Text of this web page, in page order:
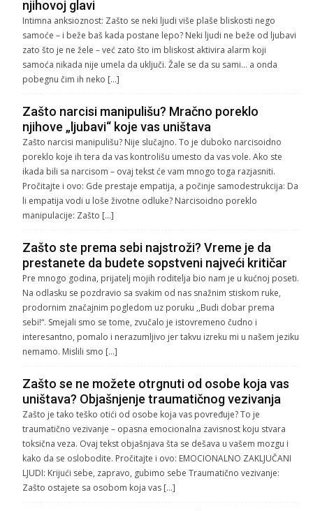
njihovoj glavi
Intimna anksioznost: Zašto se neki ljudi više plaše bliskosti nego
samoće – i beže baš kada postane lepo? Neki ljudi ne beže od ljubavi
zato što je ne žele – već zato što im bliskost aktivira alarm koji
samoća nikada nije umela da uključi. Žale se da su sami… a onda
pobegnu čim ih neko […]
Zašto narcisi manipulišu? Mračno poreklo
njihove „ljubavi“ koje vas uništava
Zašto narcisi manipulišu? Nije slučajno. To je duboko narcisoidno
poreklo koje ih tera da vas kontrolišu umesto da vas vole. Ako ste
ikada bili sa narcisom – ovaj tekst će vam mnogo toga razjasniti.
Pročitajte i ovo: Gde prestaje empatija, a počinje samodestrukcija: Da
li empatija vodi u loše životne odluke? Narcisoidno poreklo
manipulacije: Zašto […]
Zašto ste prema sebi najstroži? Vreme je da
prestanete da budete sopstveni najveći kritičar
Pre mnogo godina, prijatelj mojih roditelja bio nam je u kućnoj poseti.
Na odlasku se pozdravio sa svakim od nas snažnim stiskom ruke,
prodornim značajnim pogledom uz poruku ,,Budi dobar prema
sebi!“. Smejali smo se tome, zvučalo je istovremeno čudno i
interesantno, pomalo i nerazumljivo jer takvu izreku mi u našem jeziku
nemamo. Mislili smo […]
Zašto se ne možete otrgnuti od osobe koja vas
uništava? Objašnjenje traumatičnog vezivanja
Zašto je tako teško otići od osobe koja vas povređuje? To je
traumatično vezivanje – opasna emocionalna zavisnost koju stvara
toksična veza. Ovaj tekst objašnjava šta se dešava u vašem mozgu i
kako da se oslobodite. Pročitajte i ovo: EMOCIONALNO ZAKLJUČANI
LJUDI: Krijući sebe, zapravo, gubimo sebe Traumatično vezivanje:
Zašto ostajete sa osobom koja vas […]